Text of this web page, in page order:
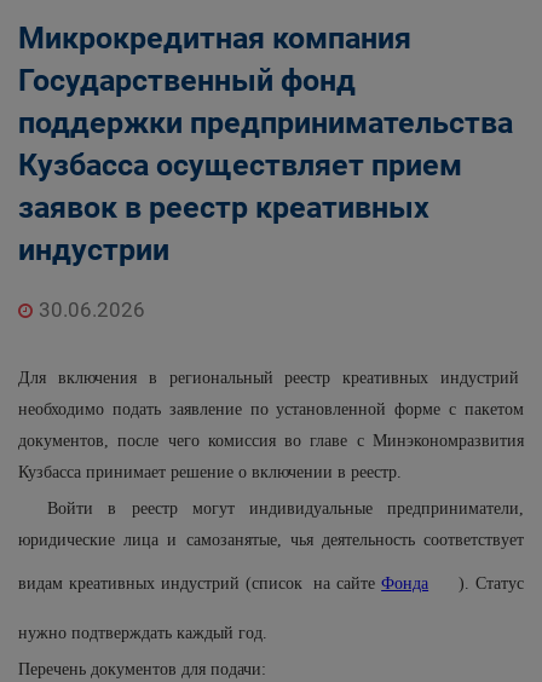
Микрокредитная компания
Государственный фонд
поддержки предпринимательства
Кузбасса осуществляет прием
заявок в реестр креативных
индустрии
30.06.2026
Для включения в региональный реестр креативных индустрий
необходимо подать заявление по установленной форме с пакетом
документов, после чего комиссия во главе с Минэкономразвития
Кузбасса принимает решение о включении в реестр.
Войти в реестр могут индивидуальные предприниматели,
юридические лица и самозанятые, чья деятельность соответствует
видам креативных индустрий (список на сайтеФонда ). Статус
нужно подтверждать каждый год.
Перечень документов для подачи: